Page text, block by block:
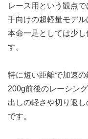
レース用という観点
手向けの超軽量モデ
本命一足としては少
す。
特に短い距離で加速
200g前後のレーシン
出しの軽さや切り返
です。